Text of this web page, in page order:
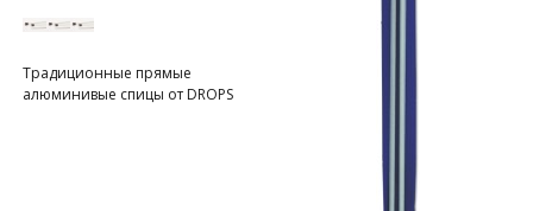
Традиционные прямые
алюминивые спицы от DROPS